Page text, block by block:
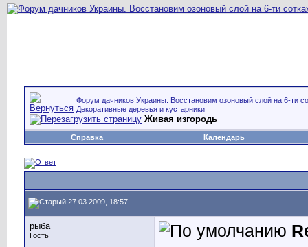
Форум дачников Украины. Восстановим озоновый слой на 6-ти
Декоративные деревья и кустарники
Живая изгородь
Справка Календарь
27.03.2009, 18:57
рыба
Гость